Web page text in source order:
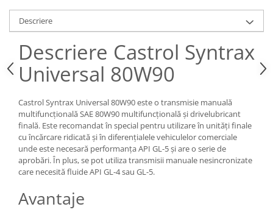
Descriere
Descriere Castrol Syntrax
Universal 80W90
Castrol Syntrax Universal 80W90 este o transmisie manuală
multifuncțională SAE 80W90 multifuncțională și drivelubricant
finală. Este recomandat în special pentru utilizare în unități finale
cu încărcare ridicată și în diferențialele vehiculelor comerciale
unde este necesară performanța API GL-5 și are o serie de
aprobări. În plus, se pot utiliza transmisii manuale nesincronizate
care necesită fluide API GL-4 sau GL-5.
Avantaje